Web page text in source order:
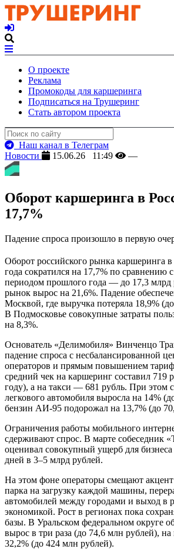
О проекте
Реклама
Промокоды для каршеринга
Подписаться на Трушеринг
Стать автором проекта
Наш канал в Телеграм
Новости
15.06.26 11:49 —
Оборот каршеринга в
17,7%
Падение спроса произошло в первую
Оборот российского рынка каршеринга в
года сократился на 17,7% по сравнению
периодом прошлого года — до 17,3 млрд
рынок вырос на 21,6%. Падение
Москвой, где выручка потеряла 18,9%
В Подмосковье совокупные затраты
на 8,3%.
Основатель «Делимобиля» Винченцо
падение спроса с несбалансированной
операторов и прямым повышением
средний чек на каршеринг составил 719
году), а на такси — 681 рубль. При этом
легкового автомобиля выросла на 14%
бензин АИ-95 подорожал на 13,7% (до
Ограничения работы мобильного
сдерживают спрос. В марте собеседник
оценивал совокупный ущерб для
дней в 3–5 млрд рублей.
На этом фоне операторы смещают
парка на загрузку каждой машины,
автомобилей между городами и выход в
экономикой. Рост в регионах пока
базы. В Уральском федеральном округе
вырос в три раза (до 74,6 млн рублей),
32,2% (до 424 млн рублей).